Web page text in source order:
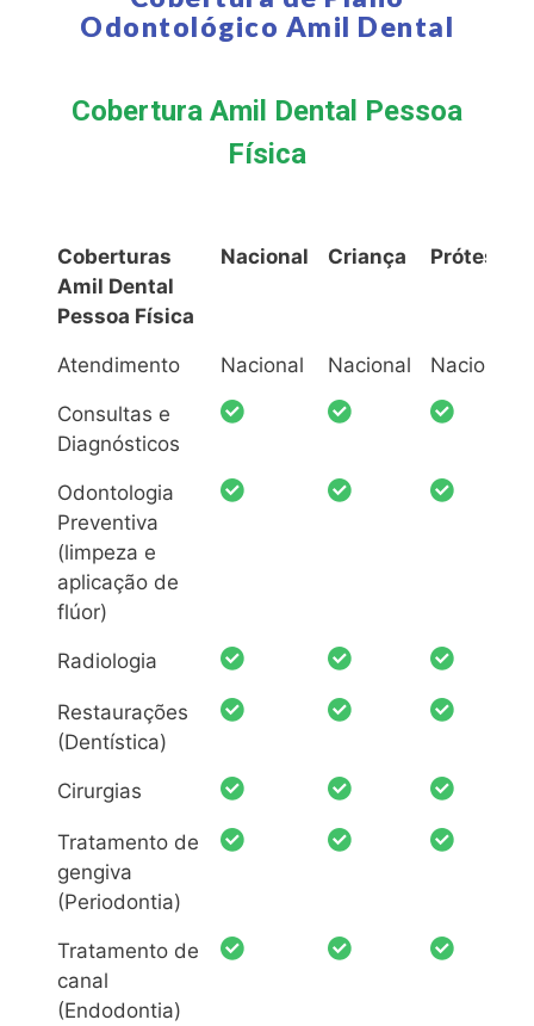
Odontológico Amil Dental
Cobertura Amil Dental Pessoa
Física
Coberturas
Amil Dental
Pessoa Física
Nacional Criança Prótese
Coberturas
Pessoa Física
Nacional Criança Prótese
Atendimento Nacional Nacional Nacional
Consultas e
Diagnósticos
Odontologia
Preventiva
(limpeza e
aplicação de
flúor)
Radiologia
Restaurações
(Dentística)
Cirurgias
Tratamento de
gengiva
(Periodontia)
Tratamento de
canal
(Endodontia)